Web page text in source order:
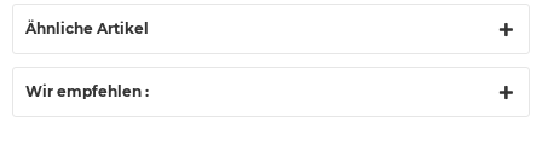
Ähnliche Artikel
Wir empfehlen :